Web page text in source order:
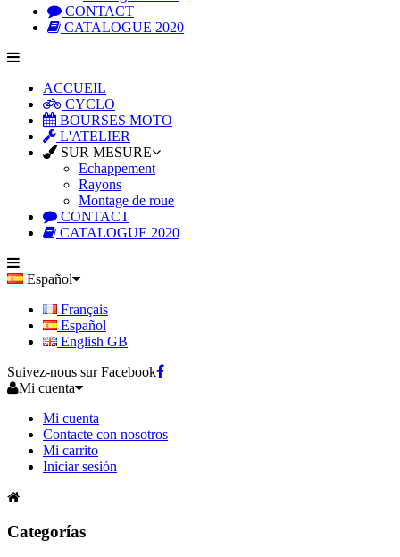
CONTACT
CATALOGUE 2020
ACCUEIL
CYCLO
BOURSES MOTO
L'ATELIER
SUR MESURE
Echappement
Rayons
Montage de roue
CONTACT
CATALOGUE 2020
Español
Français
Español
English GB
Suivez-nous sur Facebook
Mi cuenta
Mi cuenta
Contacte con nosotros
Mi carrito
Iniciar sesión
Categorías